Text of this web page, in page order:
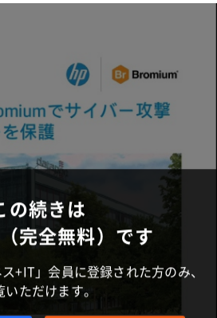
の続きは
完全無料）です
+IT」会員に登録された方のみ、
いただけます。